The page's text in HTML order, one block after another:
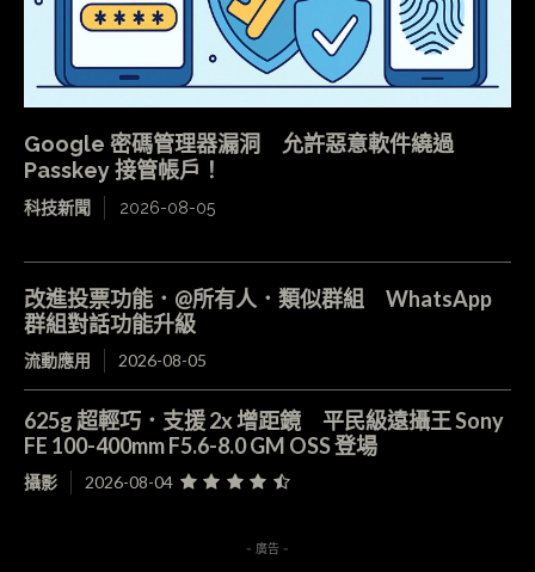
Google 密碼管理器漏洞 允許惡意軟件繞過
Passkey 接管帳戶！
科技新聞 2026-08-05
改進投票功能．@所有人．類似群組 WhatsApp
群組對話功能升級
流動應用 2026-08-05
625g 超輕巧．支援 2x 增距鏡 平民級遠攝王 Sony
FE 100-400mm F5.6-8.0 GM OSS 登場
攝影 2026-08-04
- 廣告 -